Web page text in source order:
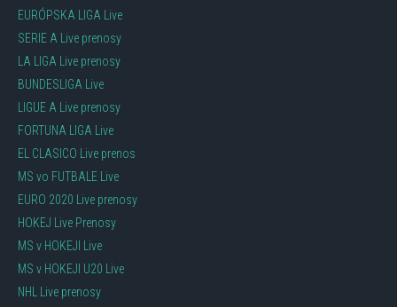
EURÓPSKA LIGA Live
SERIE A Live prenosy
LA LIGA Live prenosy
BUNDESLIGA Live
LIGUE A Live prenosy
FORTUNA LIGA Live
EL CLASICO Live prenos
MS vo FUTBALE Live
EURO 2020 Live prenosy
HOKEJ Live Prenosy
MS v HOKEJI Live
MS v HOKEJI U20 Live
NHL Live prenosy